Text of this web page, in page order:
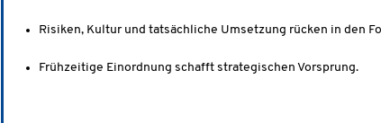
Risiken, Kultur und tatsächliche Umsetzung rücken in den
Frühzeitige Einordnung schafft strategischen Vorsprung.